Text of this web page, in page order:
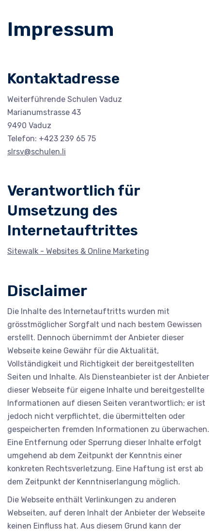
Impressum
Kontaktadresse
Weiterführende Schulen Vaduz
Marianumstrasse 43
9490 Vaduz
Telefon: +423 239 65 75
slrsv@schulen.li
Verantwortlich für
Umsetzung des
Internetauftrittes
Sitewalk - Websites & Online Marketing
Disclaimer
Die Inhalte des Internetauftritts wurden mit
grösstmöglicher Sorgfalt und nach bestem Gewissen
erstellt. Dennoch übernimmt der Anbieter dieser
Webseite keine Gewähr für die Aktualität,
Vollständigkeit und Richtigkeit der bereitgestellten
Seiten und Inhalte. Als Diensteanbieter ist der Anbieter
dieser Webseite für eigene Inhalte und bereitgestellte
Informationen auf diesen Seiten verantwortlich; er ist
jedoch nicht verpflichtet, die übermittelten oder
gespeicherten fremden Informationen zu überwachen.
Eine Entfernung oder Sperrung dieser Inhalte erfolgt
umgehend ab dem Zeitpunkt der Kenntnis einer
konkreten Rechtsverletzung. Eine Haftung ist erst ab
dem Zeitpunkt der Kenntniserlangung möglich.
Die Webseite enthält Verlinkungen zu anderen
Webseiten, auf deren Inhalt der Anbieter der Webseite
keinen Einfluss hat. Aus diesem Grund kann der